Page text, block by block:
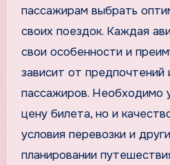
пассажирам выбрать
своих поездок. Каждая
свои особенности и
зависит от предпочтений
пассажиров. Необходимо
цену билета, но и
условия перевозки и
планировании